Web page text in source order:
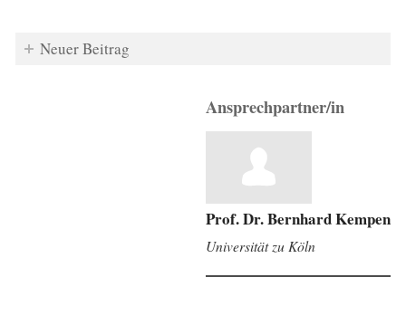
Neuer Beitrag
Ansprechpartner/in
Prof. Dr. Bernhard Kempen
Universität zu Köln